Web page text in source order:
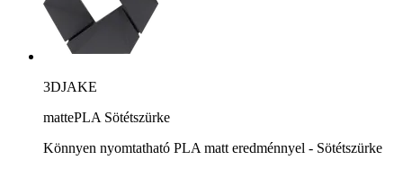
3DJAKE
mattePLA Sötétszürke
Könnyen nyomtatható PLA matt eredménnyel - Sötétszürke